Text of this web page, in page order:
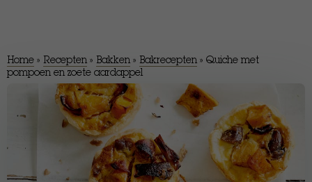
Home » Recepten » Bakken » Bakrecepten » Quiche met
pompoen en zoete aardappel